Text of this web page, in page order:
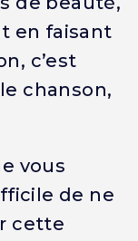
en faisant
c’est
chanson,
vous
de ne
cette